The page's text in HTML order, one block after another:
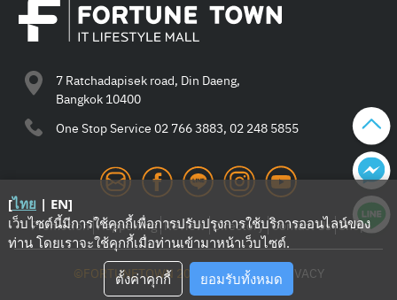
7 Ratchadapisek road, Din Daeng,
Bangkok 10400
One Stop Service 02 766 3883, 02 248 5855
Promotion Happening Review Directory Contact Us Shop
©FORTUNETOWN 2021—TERMS—PRIVACY
[ไทย | EN]
เว็บไซต์นี้มีการใช้คุกกี้เพื่อการปรับปรุงการใช้บริการออนไลน์ของ
ท่าน โดยเราจะใช้คุกกี้เมื่อท่านเข้ามาหน้าเว็บไซต์.
ตั้งค่าคุกกี้ ยอมรับทั้งหมด